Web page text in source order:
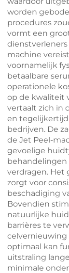
worden
procedures
vormt een
dienstverleners
machine
voornamelijk
betaalbare
operationele
op de kwaliteit
vertaalt zich in
en
bedrijven. De
de Jet Peel-
gevoelige
behandelingen
verdragen. Het
zorgt voor
beschadiging
Bovendien
natuurlijke
barrières te
celvernieuwing
optimaal kan
uitstraling
minimale